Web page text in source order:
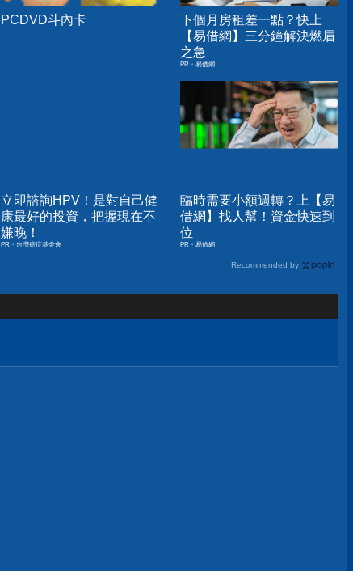
PCDVD斗內卡
下個月房租差一點？快上
【易借網】三分鐘解決燃眉
之急
PR・易借網
立即諮詢HPV！是對自己健
康最好的投資，把握現在不
嫌晚！
PR・台灣癌症基金會
臨時需要小額週轉？上【易
借網】找人幫！資金快速到
位
PR・易借網
Recommended by